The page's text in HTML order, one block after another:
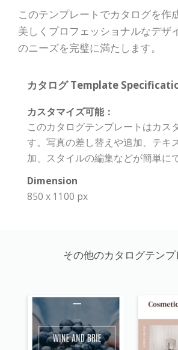
このテンプレートでカタログを作
美しくプロフェッショナルなデザ
のニーズを完璧に満たします。
カタログ Template
カスタマイズ可能：
このカタログテンプレートはカス
す。写真の差し替えや追加、テキ
加、スタイルの編集などが簡単に
Dimension
850 x 1100 px
その他のカタログテンプ